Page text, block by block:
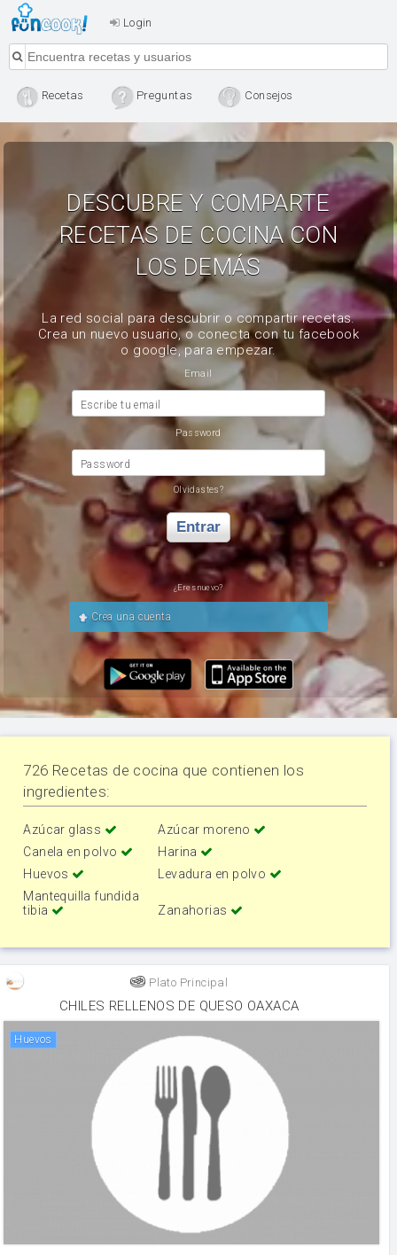
Login
Recetas Preguntas Consejos
DESCUBRE Y COMPARTE
RECETAS DE COCINA CON
LOS DEMÁS
La red social para descubrir o compartir recetas.
Crea un nuevo usuario, o conecta con tu facebook
o google, para empezar.
Email
Escribe tu email
Password
Password
Olvidastes?
Entrar
¿Eres nuevo?
Crea una cuenta
726 Recetas de cocina que contienen los
ingredientes:
Azúcar glass
Azúcar moreno
Canela en polvo
Harina
Huevos
Levadura en polvo
Mantequilla fundida
tibia
Zanahorias
Plato Principal
CHILES RELLENOS DE QUESO OAXACA
huevos